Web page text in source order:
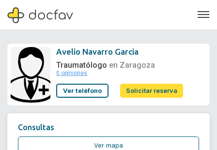
Soporte
Avelio Navarro Garcia
Traumatólogo en Zaragoza
0 opiniones
Ver teléfono Solicitar reserva
Consultas
Ver mapa